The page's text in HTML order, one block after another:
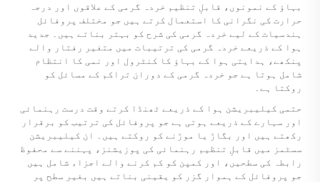
بہاؤ کے نمونوں، قابلِ تنظیم خردہ گرمی کے علاقوں اور درجہ
حرارت کی نگرانی کا استعمال کرتے ہیں جو مختلف پروفائل
ہندسیات کے لیے خردہ گرمی کی شرح کو بہتر بناتے ہیں۔ جدید
ہوا کے ذریعے خردہ گرمی کی ترتیبات میں متغیر رفتار والے
پنکھے، ہدایتی ہوا کے بہاؤ کا کنٹرول اور نمی کا انتظام
شامل ہوتا ہے جو خردہ گرمی کے دوران تراکم کے مسائل کو
روکتا ہے۔
حتمی کیلیبریشن ہوا کے ذریعے ٹھنڈا کرتے وقت درست رہنمائی
اور سہارے کے ذریعے ہوتی ہے جو پروفائل کی ترتیب کو برقرار
رکھتے ہیں اور بگاڑ یا موڑنے کو روکتے ہیں۔ ان کیلیبریشن
سسٹمز میں قابلِ تنظیم رہنمائی کی پوزیشنز، پہننے سے محفوظ
رابطہ کی سطحیں، اور کمپن کو کم کرنے والے اجزاء شامل ہیں
جو پروفائل کے ہموار گزر کو یقینی بناتے ہیں بغیر سطح پر